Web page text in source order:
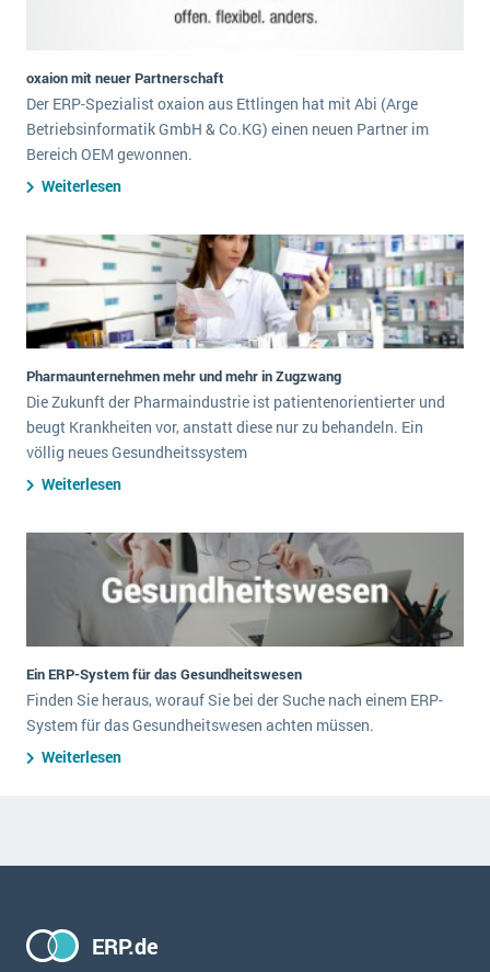
oxaion mit neuer Partnerschaft
Der ERP-Spezialist oxaion aus Ettlingen hat mit Abi (Arge
Betriebsinformatik GmbH & Co.KG) einen neuen Partner im
Bereich OEM gewonnen.
Weiterlesen
Pharmaunternehmen mehr und mehr in Zugzwang
Die Zukunft der Pharmaindustrie ist patientenorientierter und
beugt Krankheiten vor, anstatt diese nur zu behandeln. Ein
völlig neues Gesundheitssystem
Weiterlesen
Ein ERP-System für das Gesundheitswesen
Finden Sie heraus, worauf Sie bei der Suche nach einem ERP-
System für das Gesundheitswesen achten müssen.
Weiterlesen
ERP.de